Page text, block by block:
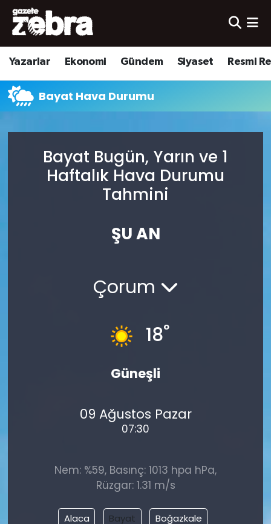
Yazarlar Ekonomi Gündem Siyaset Resmi
Bayat Hava Durumu
Bayat Bugün, Yarın ve 1
Haftalık Hava Durumu
Tahmini
ŞU AN
Çorum
18°
Güneşli
09 Ağustos Pazar
07:30
Nem: %59, Basınç: 1013 hpa hPa,
Rüzgar: 1.31 m/s
Alaca Bayat
Boğazkale
Yazarlar
Ekonomi
Kültür-Sanat
Spor
Nöbetçi Eczaneler
Hava Durumu
Trafik Durumu
Tüm Manşetler
Son Dakika Haberleri